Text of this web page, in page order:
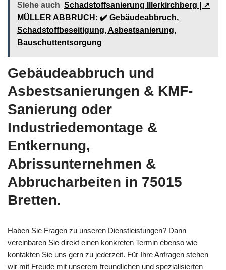
Siehe auch Schadstoffsanierung Illerkirchberg | ↗️
MÜLLER ABBRUCH: ✔️ Gebäudeabbruch,
Schadstoffbeseitigung, Asbestsanierung,
Bauschuttentsorgung
Gebäudeabbruch und
Asbestsanierungen & KMF-
Sanierung oder
Industriedemontage &
Entkernung,
Abrissunternehmen &
Abbrucharbeiten in 75015
Bretten.
Haben Sie Fragen zu unseren Dienstleistungen? Dann
vereinbaren Sie direkt einen konkreten Termin ebenso wie
kontakten Sie uns gern zu jederzeit. Für Ihre Anfragen stehen
wir mit Freude mit unserem freundlichen und spezialisierten